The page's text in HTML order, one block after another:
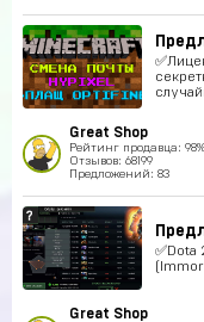
Great Shop
Рейтинг продавца: 98%
Отзывов: 68199
Предложений: 83
✅Dota
Great Shop